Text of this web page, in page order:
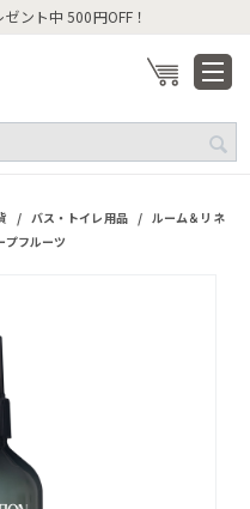
ント中 500円OFF！
/ バス・トイレ用品 / ルーム＆リネ
プフルーツ